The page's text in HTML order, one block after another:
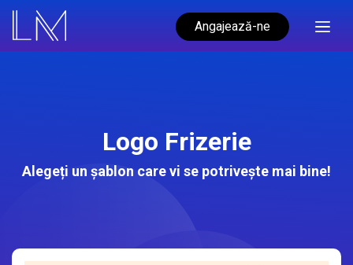
Angajează-ne
Logo Frizerie
Alegeți un șablon care vi se potrivește mai bine!